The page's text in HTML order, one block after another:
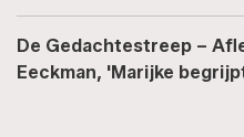
De Gedachtestreep –
Eeckman, 'Marijke